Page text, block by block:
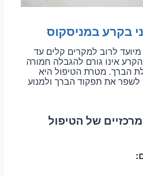
בקרע במניסקוס
לרוב למקרים קלים עד
הקרע אינו גורם להגבלה חמורה
הברך. מטרת הטיפול היא
את תפקוד הברך ולמנוע
של הטיפול